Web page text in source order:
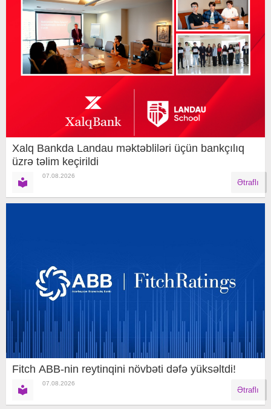
Xalq Bankda Landau məktəbliləri üçün bankçılıq
üzrə təlim keçirildi
07.08.2026
Ətraflı
Fitch ABB-nin reytinqini növbəti dəfə yüksəltdi!
07.08.2026
Ətraflı